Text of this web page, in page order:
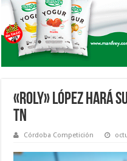
«ROLY» LÓPEZ HARÁ
TN
Córdoba Competición